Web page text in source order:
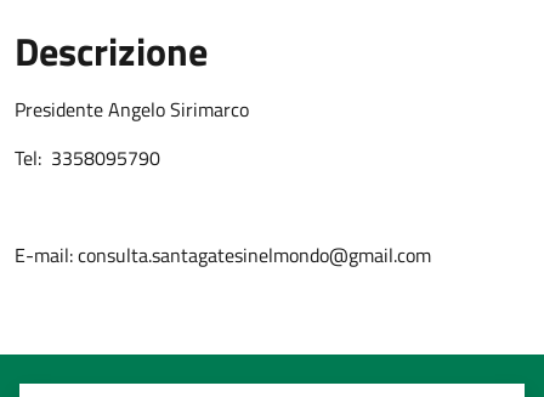
Descrizione
Presidente Angelo Sirimarco
Tel: 3358095790
E-mail: consulta.santagatesinelmondo@gmail.com